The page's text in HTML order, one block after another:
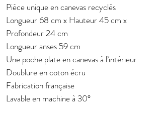
Pièce unique en canevas recyclés
Longueur 68 cm x Hauteur 45 cm x
Profondeur 24 cm
Longueur anses 59 cm
Une poche plate en canevas à l’intérieur
Doublure en coton écru
Fabrication française
Lavable en machine à 30°